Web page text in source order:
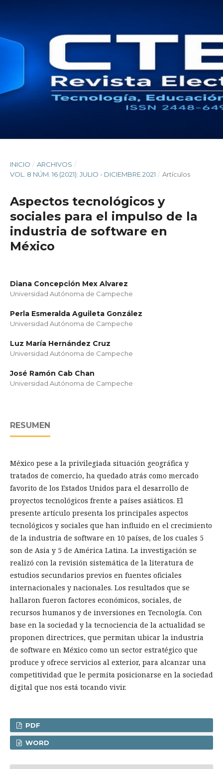
INICIO / ARCHIVOS /
VOL. 8 NÚM. 16 (2021): JULIO - DICIEMBRE 2021 / Artículos
Aspectos tecnológicos y
sociales para el impulso de la
industria de software en
México
Diana Concepción Mex Alvarez
Universidad Autónoma de Campeche
Perla Esmeralda Aguileta González
Universidad Autónoma de Campeche
Luz María Hernández Cruz
Universidad Autónoma de Campeche
José Ramón Cab Chan
Universidad Autónoma de Campeche
RESUMEN
México pese a la privilegiada situación geográfica y
tratados de comercio, ha quedado atrás como mercado
favorito de los Estados Unidos para el desarrollo de
proyectos tecnológicos frente a países asiáticos. El
presente artículo presenta los principales aspectos
tecnológicos y sociales que han influido en el crecimiento
de la industria de software en 10 países, de los cuales 5
son de Asia y 5 de América Latina. La investigación se
realizó con la revisión sistemática de la literatura de
estudios secundarios previos en fuentes oficiales
internacionales y nacionales. Los resultados que se
hallaron fueron factores económicos, sociales, de
recursos humanos y de inversiones en Tecnología. Con
base en la sociedad y la tecnociencia de la actualidad se
proponen directrices, que permitan ubicar la industria
de software en México como un sector estratégico que
produce y ofrece servicios al exterior, para alcanzar una
competitividad que le permita posicionarse en la sociedad
digital que nos está tocando vivir.
PDF
WORD